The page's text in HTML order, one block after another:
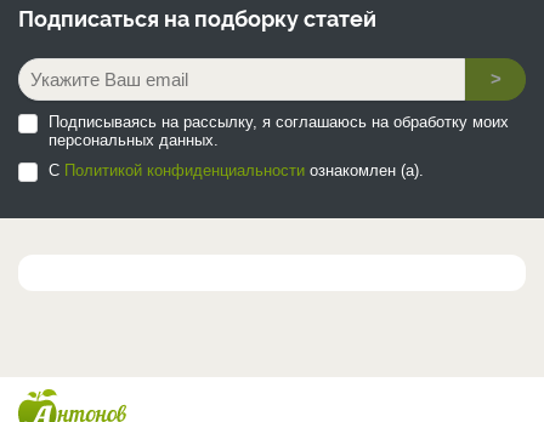
Подписаться на подборку статей
>
Подписываясь на рассылку, я соглашаюсь на обработку моих
персональных данных.
С Политикой конфиденциальности ознакомлен (а).